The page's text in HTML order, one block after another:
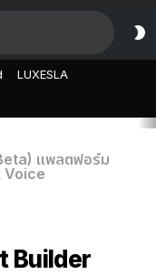
LUXESLA
แพลตฟอร์ม
Voice
Builder